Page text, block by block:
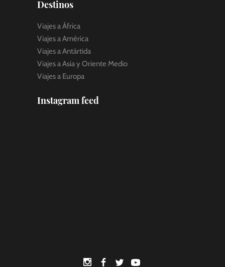
Destinos
Viajes a África
Viajes a América
Viajes a Antártida
Viajes a Asia y Oriente Medio
Viajes a Europa
Instagram feed